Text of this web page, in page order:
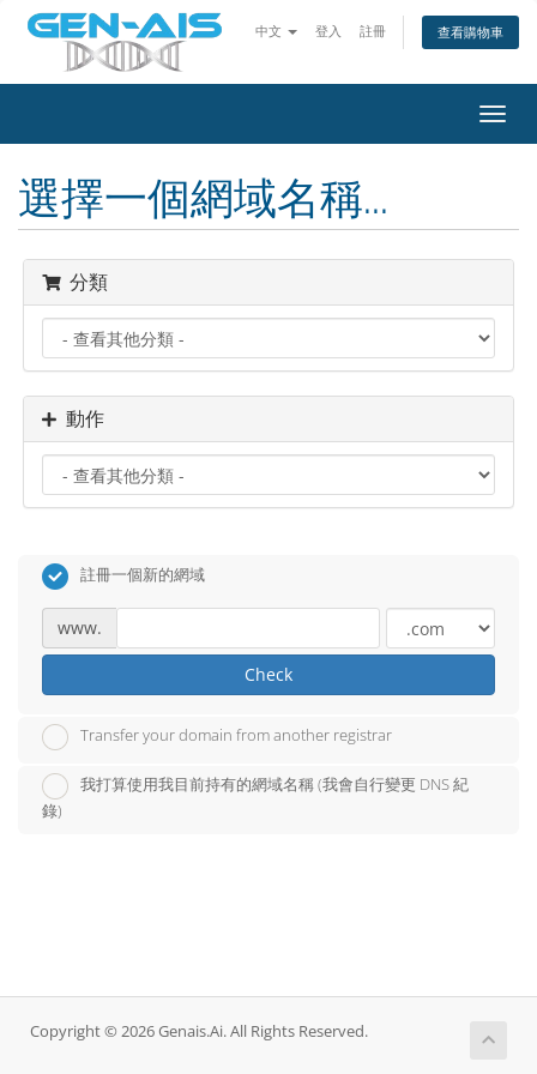
中文 登入 註冊 查看購物車
選擇一個網域名稱...
分類
動作
註冊一個新的網域
www.
Check
Transfer your domain from another registrar
我打算使用我目前持有的網域名稱 (我會自行變更 DNS 紀
錄)
Copyright © 2026 Genais.Ai. All Rights Reserved.